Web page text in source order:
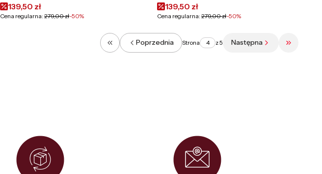
Cena promocyjna
139,50 zł
Cena regularna: 279,00 zł-50%
Cena promocyjna
139,50 zł
Cena regularna: 279,00 zł-50%
Wróć do pierwszej strony z produktami
Poprzednia Strona z 5 Następna Przejdź